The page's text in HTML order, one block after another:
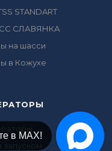
STANDART
СЛАВЯНКА
на шасси
в Кожухе
запуском
в МАХ!